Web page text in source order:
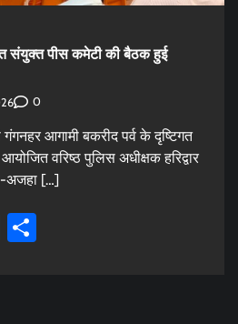
संयुक्त पीस कमेटी की बैठक हुई
0
आगामी बकरीद पर्व के दृष्टिगत
वरिष्ठ पुलिस अधीक्षक हरिद्वार
अजहा […]
Telegram